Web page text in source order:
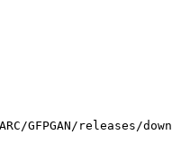
GFPGAN/releases/